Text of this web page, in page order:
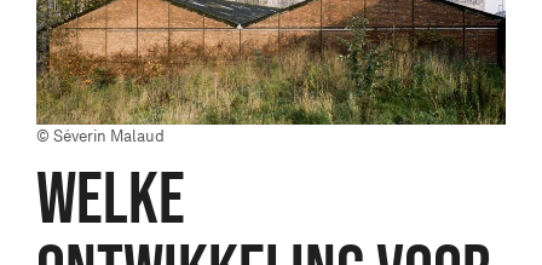
© Séverin Malaud
WELKE